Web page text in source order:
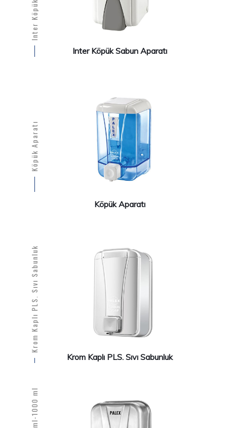
Inter Köpük Sabun Aparatı
Köpük Aparatı
Köpük Aparatı
Krom Kaplı PLS. Sıvı Sabunluk
Krom Kaplı PLS. Sıvı Sabunluk